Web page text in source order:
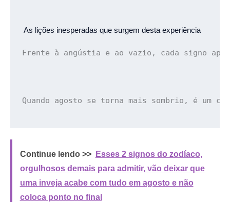
As lições inesperadas que surgem desta experiência
Frente à angústia e ao vazio, cada signo
Quando agosto se torna mais sombrio, é um
Continue lendo >>
Esses 2 signos do zodíaco,
orgulhosos demais para admitir, vão deixar que
uma inveja acabe com tudo em agosto e não
coloca ponto no final